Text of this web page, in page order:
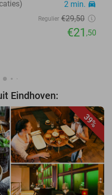
2 min. directions_car
Regulier €29,50
€21 ,50
Eindhoven:
39%